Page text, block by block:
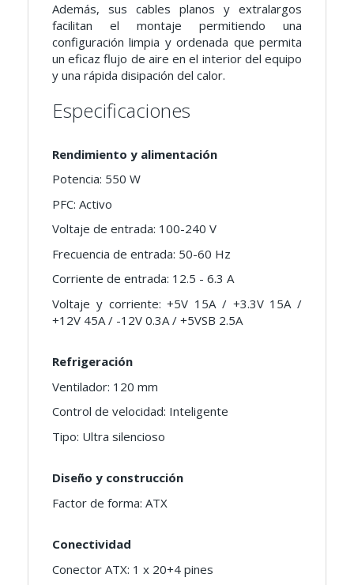
Además, sus cables planos y extralargos
facilitan el montaje permitiendo una
configuración limpia y ordenada que permita
un eficaz flujo de aire en el interior del equipo
y una rápida disipación del calor.
Especificaciones
Rendimiento y alimentación
Potencia: 550 W
PFC: Activo
Voltaje de entrada: 100-240 V
Frecuencia de entrada: 50-60 Hz
Corriente de entrada: 12.5 - 6.3 A
Voltaje y corriente: +5V 15A / +3.3V 15A /
+12V 45A / -12V 0.3A / +5VSB 2.5A
Refrigeración
Ventilador: 120 mm
Control de velocidad: Inteligente
Tipo: Ultra silencioso
Diseño y construcción
Factor de forma: ATX
Conectividad
Conector ATX: 1 x 20+4 pines